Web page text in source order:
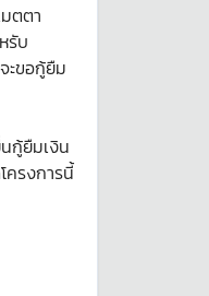
ตตา
รับ
ะขอกู้ยืม
กู้ยืมเงิน
ครงการนี้